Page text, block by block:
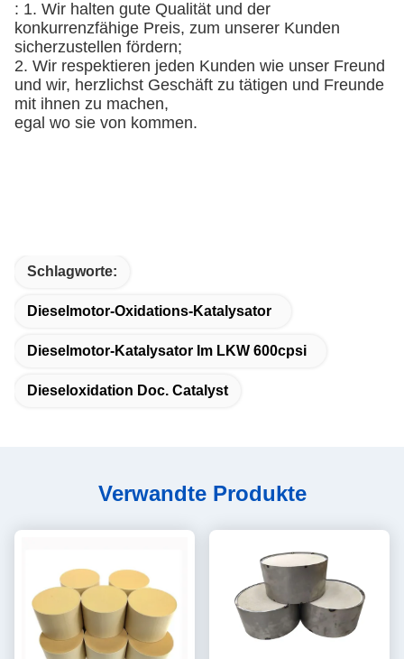
: 1. Wir halten gute Qualität und der
konkurrenzfähige Preis, zum unserer Kunden
sicherzustellen fördern;
2. Wir respektieren jeden Kunden wie unser Freund
und wir, herzlichst Geschäft zu tätigen und Freunde
mit ihnen zu machen,
egal wo sie von kommen.
Schlagworte:
Dieselmotor-Oxidations-Katalysator
Dieselmotor-Katalysator Im LKW 600cpsi
Dieseloxidation Doc. Catalyst
Verwandte Produkte